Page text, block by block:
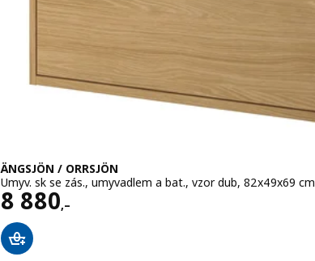
ÄNGSJÖN / ORRSJÖN
Umyv. sk se zás., umyvadlem a bat., vzor dub, 82x49x69 cm
8 880,–
Cena 8880,–